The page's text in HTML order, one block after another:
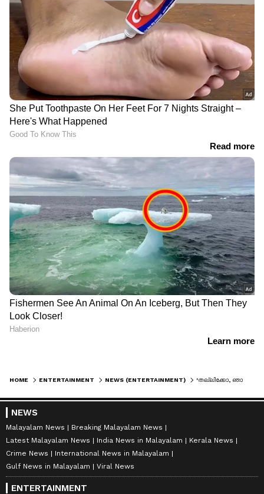
HOME ENTERTAINMENT NEWS (ENTERTAINMENT)
NEWS
Malayalam News
Breaking Malayalam News
Latest Malayalam News
India News in Malayalam
Kerala News
Crime News
International News in Malayalam
Gulf News in Malayalam
Viral News
ENTERTAINMENT